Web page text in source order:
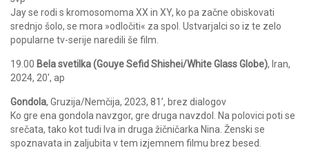
Jay se rodi s kromosomoma XX in XY, ko pa začne obiskovati
srednjo šolo, se mora »odločiti« za spol. Ustvarjalci so iz te zelo
popularne tv-serije naredili še film.
19.00 Bela svetilka (Gouye Sefid Shishei/White Glass Globe), Iran,
2024, 20′, ap
Gondola, Gruzija/Nemčija, 2023, 81’, brez dialogov
Ko gre ena gondola navzgor, gre druga navzdol. Na polovici poti se
srečata, tako kot tudi Iva in druga žičničarka Nina. Ženski se
spoznavata in zaljubita v tem izjemnem filmu brez besed.